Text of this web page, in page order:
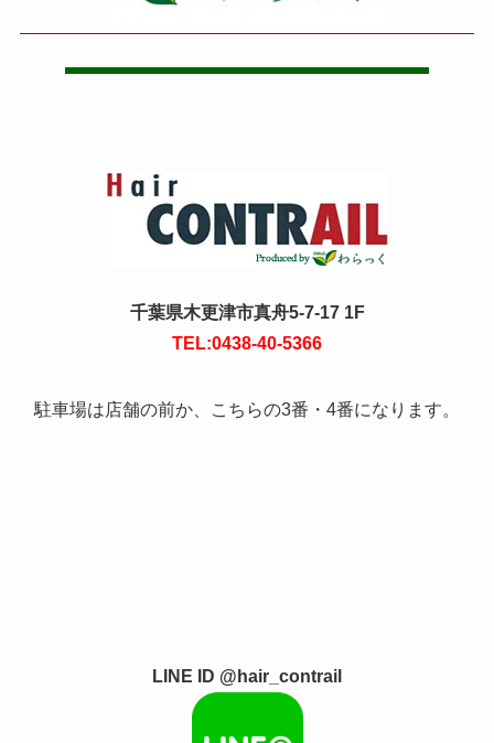
千葉県木更津市真舟5-7-17 1F
TEL:0438-40-5366
駐車場は店舗の前か、こちらの3番・4番になります。
LINE ID @hair_contrail